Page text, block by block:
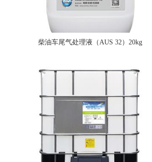
柴油车尾气处理液（AUS 32）20kg